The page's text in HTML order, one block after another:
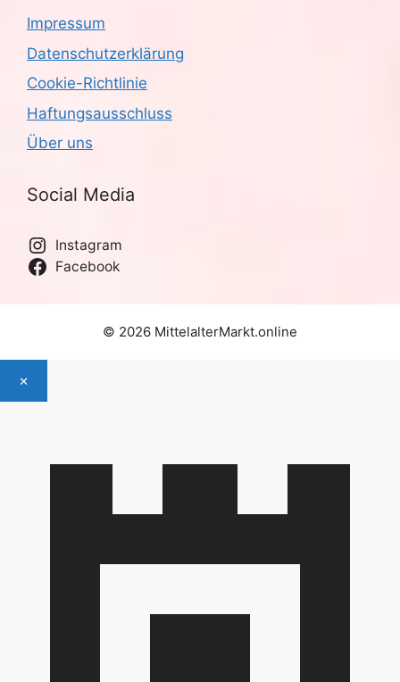
Impressum
Datenschutzerklärung
Cookie-Richtlinie
Haftungsausschluss
Über uns
Social Media
Instagram
Facebook
© 2026 MittelalterMarkt.online
×